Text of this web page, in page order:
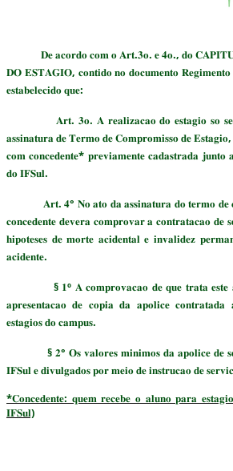
𝐃𝐞 𝐚𝐜𝐨𝐫𝐝𝐨 𝐜𝐨𝐦 𝐨 𝐀𝐫𝐭.𝟑𝐨. 𝐞 𝟒𝐨., 𝐝𝐨
𝐃𝐎 𝐄𝐒𝐓𝐀𝐆𝐈𝐎, 𝐜𝐨𝐧𝐭𝐢𝐝𝐨 𝐧𝐨 𝐝𝐨𝐜𝐮𝐦𝐞𝐧𝐭𝐨 𝐑𝐞𝐠𝐢𝐦𝐞𝐧𝐭𝐨
𝐞𝐬𝐭𝐚𝐛𝐞𝐥𝐞𝐜𝐢𝐝𝐨 𝐪𝐮𝐞:
𝐀𝐫𝐭. 𝟑𝐨. 𝐀 𝐫𝐞𝐚𝐥𝐢𝐳𝐚𝐜𝐚𝐨 𝐝𝐨 𝐞𝐬𝐭𝐚𝐠𝐢𝐨 𝐬𝐨 𝐬𝐞𝐫𝐚
𝐚𝐬𝐬𝐢𝐧𝐚𝐭𝐮𝐫𝐚 𝐝𝐞 𝐓𝐞𝐫𝐦𝐨 𝐝𝐞 𝐂𝐨𝐦𝐩𝐫𝐨𝐦𝐢𝐬𝐬𝐨 𝐝𝐞
𝐜𝐨𝐦 𝐜𝐨𝐧𝐜𝐞𝐝𝐞𝐧𝐭𝐞* 𝐩𝐫𝐞𝐯𝐢𝐚𝐦𝐞𝐧𝐭𝐞 𝐜𝐚𝐝𝐚𝐬𝐭𝐫𝐚𝐝𝐚 𝐣𝐮𝐧𝐭𝐨
𝐝𝐨 𝐈𝐅𝐒𝐮𝐥.
𝐀𝐫𝐭. 𝟒° 𝐍𝐨 𝐚𝐭𝐨 𝐝𝐚 𝐚𝐬𝐬𝐢𝐧𝐚𝐭𝐮𝐫𝐚 𝐝𝐨 𝐭𝐞𝐫𝐦𝐨 𝐝𝐞
𝐜𝐨𝐧𝐜𝐞𝐝𝐞𝐧𝐭𝐞 𝐝𝐞𝐯𝐞𝐫𝐚 𝐜𝐨𝐦𝐩𝐫𝐨𝐯𝐚𝐫 𝐚 𝐜𝐨𝐧𝐭𝐫𝐚𝐭𝐚𝐜𝐚𝐨 𝐝𝐞
𝐡𝐢𝐩𝐨𝐭𝐞𝐬𝐞𝐬 𝐝𝐞 𝐦𝐨𝐫𝐭𝐞 𝐚𝐜𝐢𝐝𝐞𝐧𝐭𝐚𝐥 𝐞 𝐢𝐧𝐯𝐚𝐥𝐢𝐝𝐞𝐳
𝐚𝐜𝐢𝐝𝐞𝐧𝐭𝐞.
§ 𝟏º 𝐀 𝐜𝐨𝐦𝐩𝐫𝐨𝐯𝐚𝐜𝐚𝐨 𝐝𝐞 𝐪𝐮𝐞 𝐭𝐫𝐚𝐭𝐚 𝐞𝐬𝐭𝐞
𝐚𝐩𝐫𝐞𝐬𝐞𝐧𝐭𝐚𝐜𝐚𝐨 𝐝𝐞 𝐜𝐨𝐩𝐢𝐚 𝐝𝐚 𝐚𝐩𝐨𝐥𝐢𝐜𝐞 𝐜𝐨𝐧𝐭𝐫𝐚𝐭𝐚𝐝𝐚
𝐞𝐬𝐭𝐚𝐠𝐢𝐨𝐬 𝐝𝐨 𝐜𝐚𝐦𝐩𝐮𝐬.
§ 𝟐° 𝐎𝐬 𝐯𝐚𝐥𝐨𝐫𝐞𝐬 𝐦𝐢𝐧𝐢𝐦𝐨𝐬 𝐝𝐚 𝐚𝐩𝐨𝐥𝐢𝐜𝐞 𝐝𝐞
𝐈𝐅𝐒𝐮𝐥 𝐞 𝐝𝐢𝐯𝐮𝐥𝐠𝐚𝐝𝐨𝐬 𝐩𝐨𝐫 𝐦𝐞𝐢𝐨 𝐝𝐞 𝐢𝐧𝐬𝐭𝐫𝐮𝐜𝐚𝐨 𝐝𝐞
*𝐂𝐨𝐧𝐜𝐞𝐝𝐞𝐧𝐭𝐞: 𝐪𝐮𝐞𝐦 𝐫𝐞𝐜𝐞𝐛𝐞 𝐨 𝐚𝐥𝐮𝐧𝐨 𝐩𝐚𝐫𝐚
𝐈𝐅𝐒𝐮𝐥)